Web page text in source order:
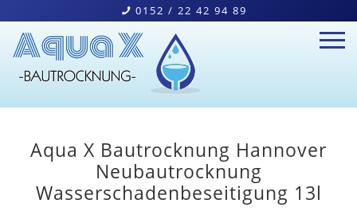
0152 / 22 42 94 89
Bautrocknung
Wasserschäden
Aqua X Bautrocknung Hannover
Neubautrocknung
Wasserschadenbeseitigung 13l